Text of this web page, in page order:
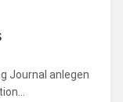
Journal anlegen